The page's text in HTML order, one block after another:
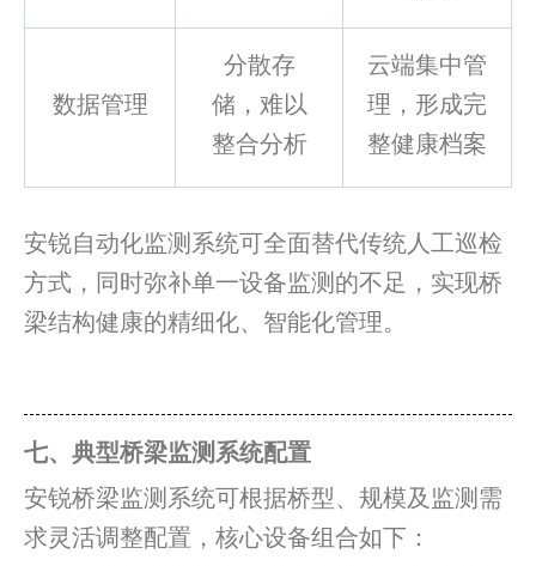
数据管理
分散存
储，难以
整合分析
云端集中管
理，形成完
整健康档案
安锐自动化监测系统可全面替代传统人工巡检
方式，同时弥补单一设备监测的不足，实现桥
梁结构健康的精细化、智能化管理。
七、典型桥梁监测系统配置
安锐桥梁监测系统可根据桥型、规模及监测需
求灵活调整配置，核心设备组合如下：